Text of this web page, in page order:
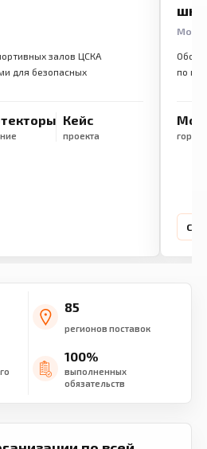
залов ЦСКА
для безопасных
Кейс
проекта
по
город
85
регионов поставок
100%
выполненных
обязательств